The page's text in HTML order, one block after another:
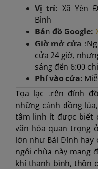
Vị trí: Xã Yên
Bình
Bản đồ Google:
Giờ mở cửa :
cửa 24 giờ,
sáng đến 6:00
Phí vào cửa:
Tọa lạc trên đỉnh
những cánh đồng
tâm linh ít được biết
văn hóa quan trọng
lớn như Bái Đính hay
ngôi chùa này mang
khí thanh bình, thôn